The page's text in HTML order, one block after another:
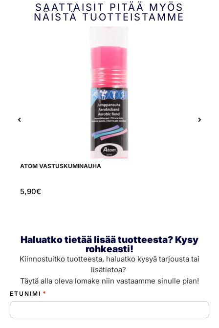
SAATTAISIT PITÄÄ MYÖS
NÄISTÄ TUOTTEISTAMME
ATOM VASTUSKUMINAUHA
5,90€
Haluatko tietää lisää tuotteesta? Kysy
rohkeasti!
Kiinnostuitko tuotteesta, haluatko kysyä tarjousta tai
lisätietoa?
Täytä alla oleva lomake niin vastaamme sinulle pian!
ETUNIMI *